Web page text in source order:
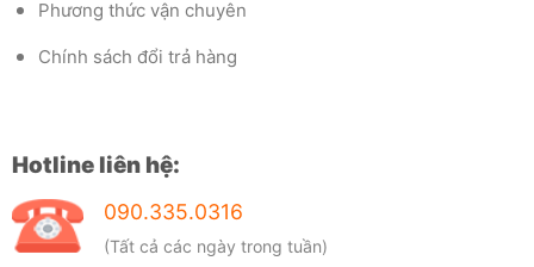
Phương thức vận chuyên
Chính sách đổi trả hàng
Hotline liên hệ:
090.335.0316
(Tất cả các ngày trong tuần)